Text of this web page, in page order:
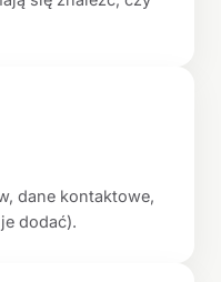
dane kontaktowe,
dodać).